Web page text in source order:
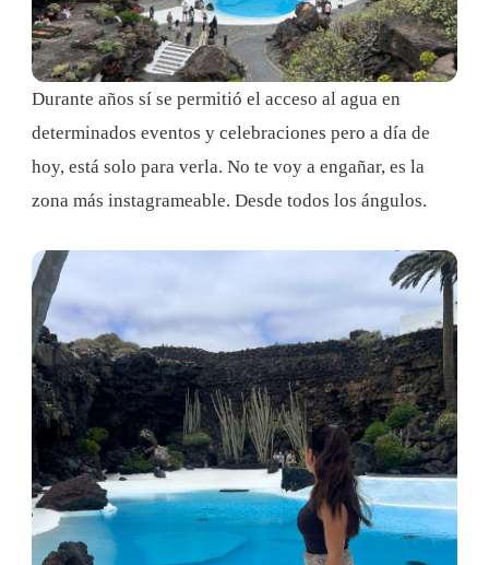
Durante años sí se permitió el acceso al agua en
determinados eventos y celebraciones pero a día de
hoy, está solo para verla. No te voy a engañar, es la
zona más instagrameable. Desde todos los ángulos.